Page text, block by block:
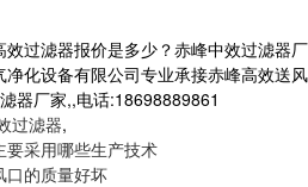
过滤器报价是多少？赤峰中效过滤器厂
化设备有限公司专业承接赤峰高效送风
器厂家,,电话:18698889861
过滤器,
采用哪些生产技术
口的质量好坏